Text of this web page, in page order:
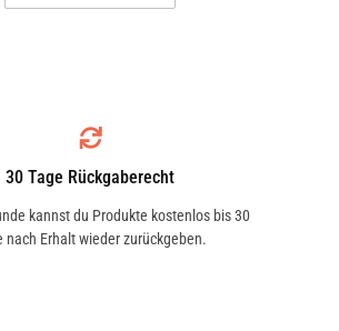
30 Tage Rückgaberecht
kannst du Produkte kostenlos bis 30
nach Erhalt wieder zurückgeben.